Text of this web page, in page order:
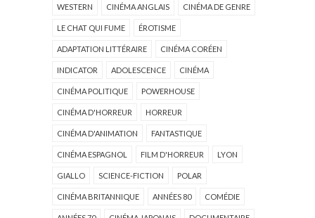
WESTERN CINÉMA ANGLAIS CINÉMA DE GENRE
LE CHAT QUI FUME ÉROTISME
ADAPTATION LITTÉRAIRE CINÉMA CORÉEN
INDICATOR ADOLESCENCE CINÉMA
CINÉMA POLITIQUE POWERHOUSE
CINÉMA D'HORREUR HORREUR
CINÉMA D'ANIMATION FANTASTIQUE
CINÉMA ESPAGNOL FILM D'HORREUR LYON
GIALLO SCIENCE-FICTION POLAR
CINÉMA BRITANNIQUE ANNÉES 80 COMÉDIE